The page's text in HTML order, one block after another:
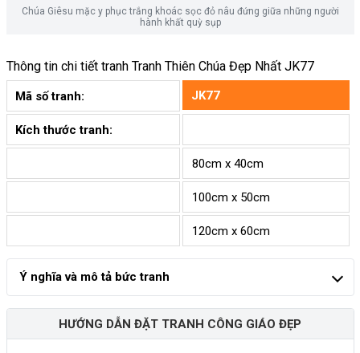
Chúa Giêsu mặc y phục trắng khoác sọc đỏ nâu đứng giữa những người
hành khất quỳ sụp
Thông tin chi tiết tranh Tranh Thiên Chúa Đẹp Nhất JK77
Mã số tranh: JK77
Kích thước tranh:
80cm x 40cm
100cm x 50cm
120cm x 60cm
Ý nghĩa và mô tả bức tranh
HƯỚNG DẪN ĐẶT TRANH CÔNG GIÁO ĐẸP